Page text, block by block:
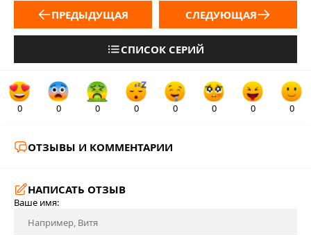
ПРЕДЫДУЩАЯ
СПИСОК СЕРИЙ
СЛЕДУЮЩАЯ
0 0 0 0 0 0 0 0
ОТЗЫВЫ И КОММЕНТАРИИ
НАПИСАТЬ ОТЗЫВ
Ваше имя: